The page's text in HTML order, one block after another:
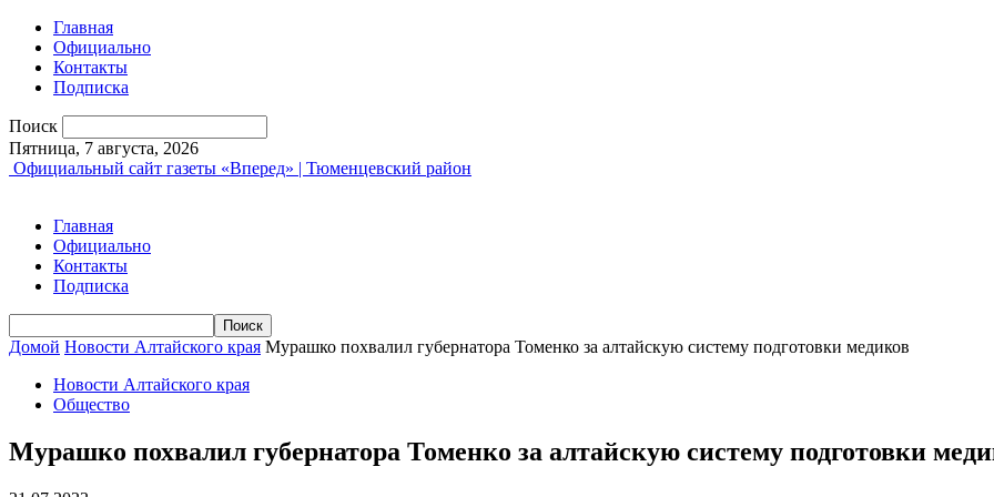
Главная
Официально
Контакты
Подписка
Поиск
Пятница, 7 августа, 2026
Официальный сайт газеты «Вперед» | Тюменцевский район
Главная
Официально
Контакты
Подписка
Домой Новости Алтайского края Мурашко похвалил губернатора Томенко за алтайскую систему подготовки медиков
Новости Алтайского края
Общество
Мурашко похвалил губернатора Томенко за алтайскую систему подготовки